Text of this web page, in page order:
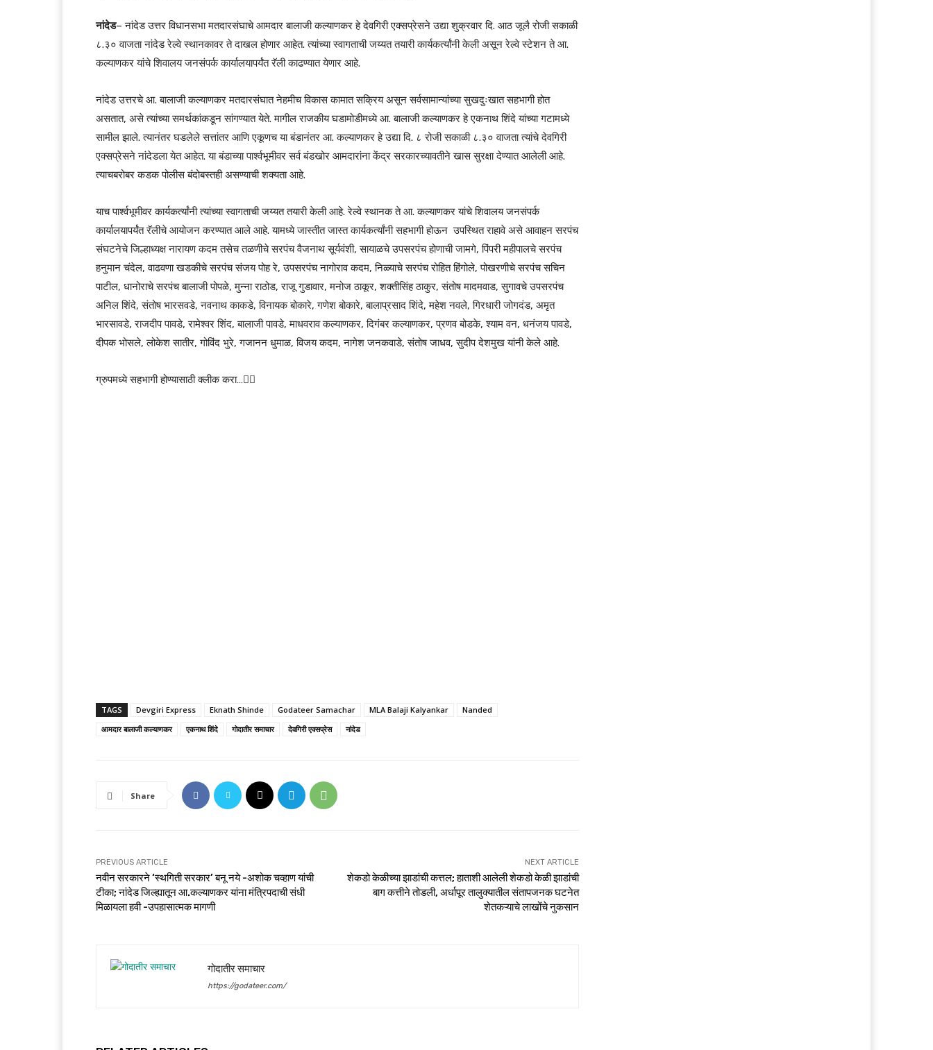
नांदेड– नांदेड उत्तर विधानसभा मतदारसंघाचे आमदार बालाजी कल्याणकर हे देवगिरी एक्सप्रेसने उद्या शुक्रवार दि. आठ जूलै रोजी सकाळी
८.३० वाजता नांदेड रेल्वे स्थानकावर ते दाखल होणार आहेत. त्यांच्या स्वागताची जय्यत तयारी कार्यकर्त्यांनी केली असून रेल्वे स्टेशन ते आ.
कल्याणकर यांचे शिवालय जनसंपर्क कार्यालयापर्यंत रॅली काढण्यात येणार आहे.
नांदेड उत्तरचे आ. बालाजी कल्याणकर मतदारसंघात नेहमीच विकास कामात सक्रिय असून सर्वसामान्यांच्या सुखदुःखात सहभागी होत
असतात, असे त्यांच्या समर्थकांकडून सांगण्यात येते. मागील राजकीय घडामोडीमध्ये आ. बालाजी कल्याणकर हे एकनाथ शिंदे यांच्या गटामध्ये
सामील झाले. त्यानंतर घडलेले सत्तांतर आणि एकूणच या बंडानंतर आ. कल्याणकर हे उद्या दि. ८ रोजी सकाळी ८.३० वाजता त्यांचे देवगिरी
एक्सप्रेसने नांदेडला येत आहेत. या बंडाच्या पार्श्वभूमीवर सर्व बंडखोर आमदारांना केंद्र सरकारच्यावतीने खास सुरक्षा देण्यात आलेली आहे.
त्याचबरोबर कडक पोलीस बंदोबस्तही असण्याची शक्यता आहे.
याच पार्श्वभूमीवर कार्यकर्त्यांनी त्यांच्या स्वागताची जय्यत तयारी केली आहे. रेल्वे स्थानक ते आ. कल्याणकर यांचे शिवालय जनसंपर्क
कार्यालयापर्यंत रॅलीचे आयोजन करण्यात आले आहे. यामध्ये जास्तीत जास्त कार्यकर्त्यांनी सहभागी होऊन उपस्थित राहावे असे आवाहन सरपंच
संघटनेचे जिल्हाध्यक्ष नारायण कदम तसेच तळणीचे सरपंच वैजनाथ सूर्यवंशी, सायाळचे उपसरपंच होणाची जामगे, पिंपरी महीपालचे सरपंच
हनुमान चंदेल, वाढवणा खडकीचे सरपंच संजय पोह रे, उपसरपंच नागोराव कदम, निळ्याचे सरपंच रोहित हिंगोले, पोखरणीचे सरपंच सचिन
पाटील, धानोराचे सरपंच बालाजी पोपळे, मुन्ना राठोड, राजू गुडावार, मनोज ठाकूर, शक्तीसिंह ठाकुर, संतोष मादमवाड, सुगावचे उपसरपंच
अनिल शिंदे, संतोष भारसवडे, नवनाथ काकडे, विनायक बोकारे, गणेश बोकारे, बालाप्रसाद शिंदे, महेश नवले, गिरधारी जोगदंड, अमृत
भारसावडे, राजदीप पावडे, रामेश्वर शिंद, बालाजी पावडे, माधवराव कल्याणकर, दिगंबर कल्याणकर, प्रणव बोडके, श्याम वन, धनंजय पावडे,
दीपक भोसले, लोकेश सातीर, गोविंद भुरे, गजानन धुमाळ, विजय कदम, नागेश जनकवाडे, संतोष जाधव, सुदीप देशमुख यांनी केले आहे.
ग्रुपमध्ये सहभागी होण्यासाठी क्लीक करा…👆🏻
TAGS Devgiri Express Eknath Shinde Godateer Samachar MLA Balaji Kalyankar
Nanded
आमदार बालाजी कल्याणकर
एकनाथ शिंदे गोदातीर समाचार देवगिरी एक्सप्रेस नांदेड
Share
PREVIOUS ARTICLE
नवीन सरकारने ‘स्थगिती सरकार’ बनू नये -अशोक चव्हाण यांची
टीका; नांदेड जिल्ह्यातून आ.कल्याणकर यांना मंत्रिपदाची संधी
मिळायला हवी -उपहासात्मक मागणी
NEXT ARTICLE
शेकडो केळीच्या झाडांची कत्तल; हाताशी आलेली शेकडो केळी झाडांची
बाग कत्तीने तोडली, अर्धापूर तालुक्यातील संतापजनक घटनेत
शेतकऱ्याचे लाखोंचे नुकसान
गोदातीर समाचार
https://godateer.com/